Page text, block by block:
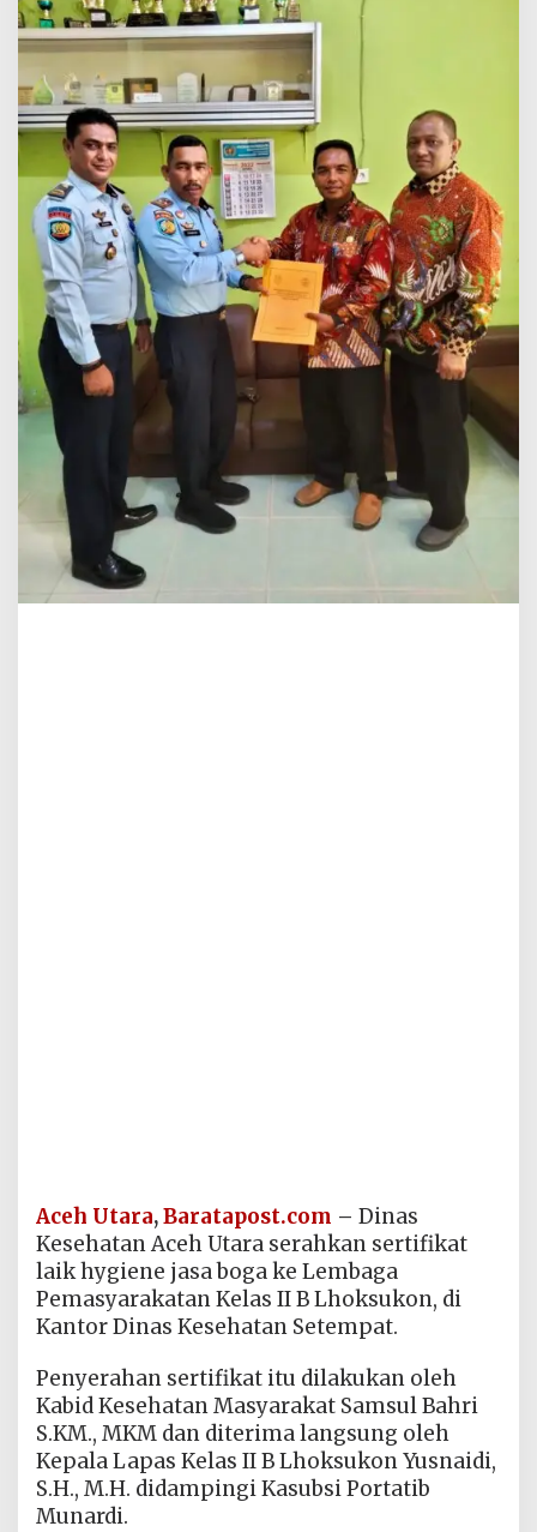
Aceh Utara,Baratapost.com – Dinas
Kesehatan Aceh Utara serahkan sertifikat
laik hygiene jasa boga ke Lembaga
Pemasyarakatan Kelas II B Lhoksukon, di
Kantor Dinas Kesehatan Setempat.
Penyerahan sertifikat itu dilakukan oleh
Kabid Kesehatan Masyarakat Samsul Bahri
S.KM., MKM dan diterima langsung oleh
Kepala Lapas Kelas II B Lhoksukon Yusnaidi,
S.H., M.H. didampingi Kasubsi Portatib
Munardi.